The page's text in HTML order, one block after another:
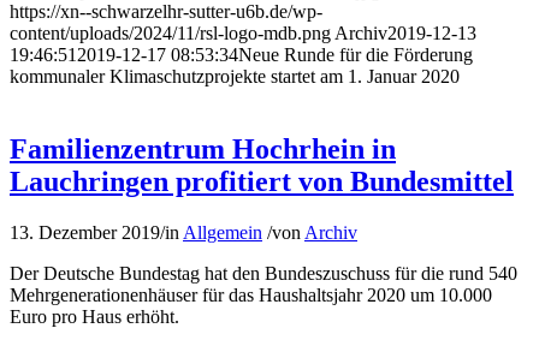
https://xn--schwarzelhr-sutter-u6b.de/wp-
content/uploads/2024/11/rsl-logo-mdb.pngArchiv2019-12-13
19:46:512019-12-17 08:53:34Neue Runde für die Förderung
kommunaler Klimaschutzprojekte startet am 1. Januar 2020
Familienzentrum Hochrhein in
Lauchringen profitiert von Bundesmittel
13. Dezember 2019/in Allgemein /von Archiv
Der Deutsche Bundestag hat den Bundeszuschuss für die rund 540
Mehrgenerationenhäuser für das Haushaltsjahr 2020 um 10.000
Euro pro Haus erhöht.